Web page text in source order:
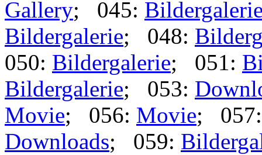
Gallery; 045:
Bildergalerie; 048:
050: Bildergalerie; 051:
Bildergalerie; 053:
Movie; 056: Movie;
Downloads; 059: